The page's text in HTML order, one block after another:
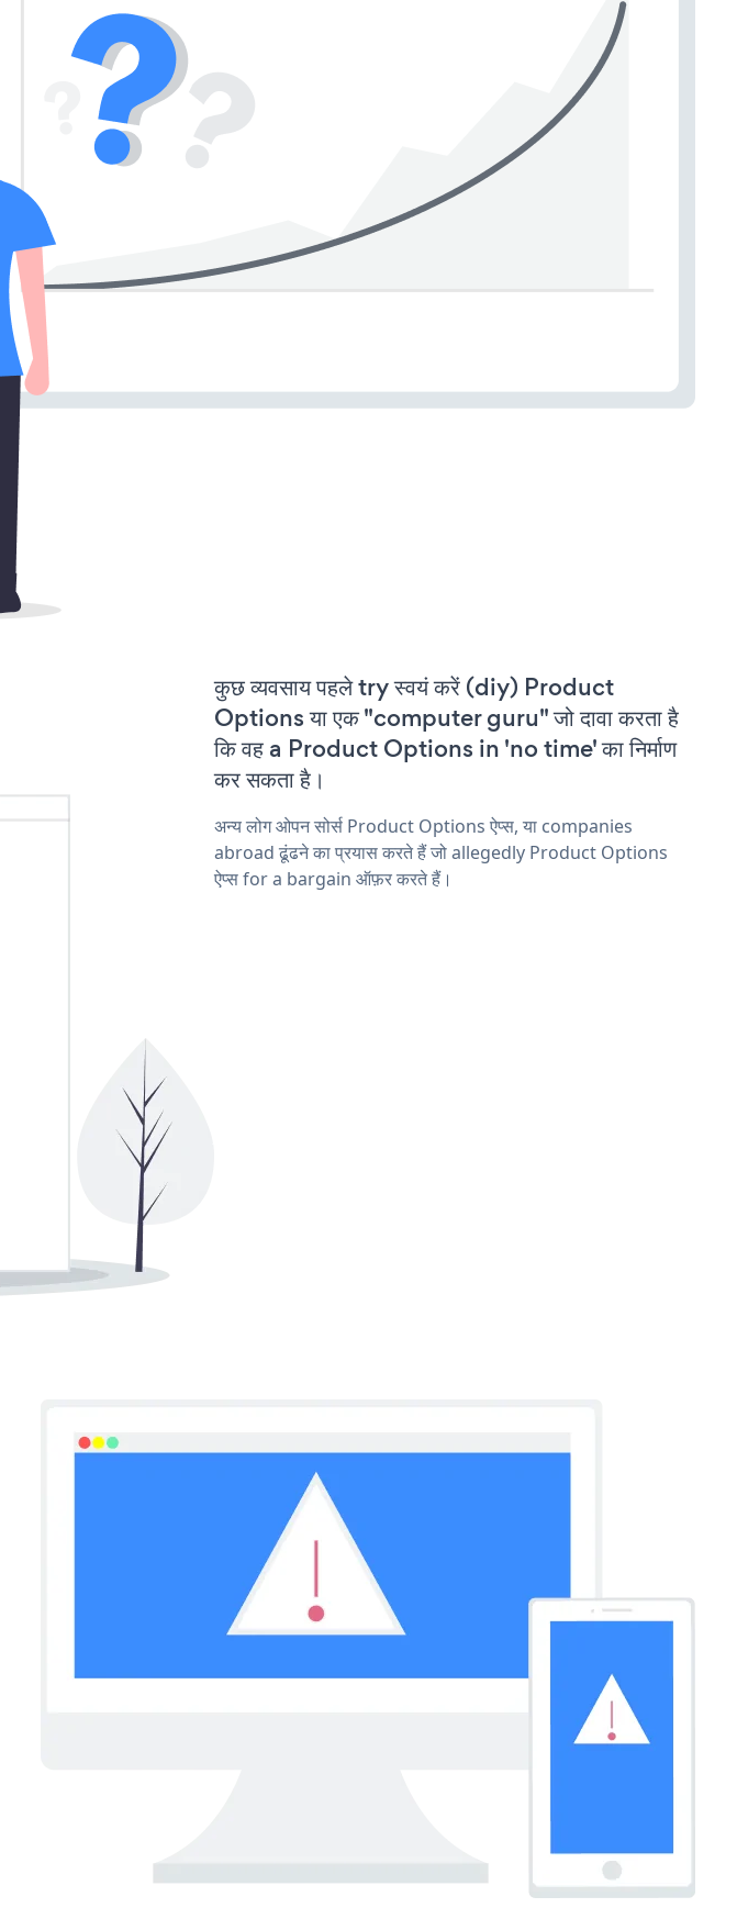
कुछ व्यवसाय पहले try स्वयं करें (diy) Product
Options या एक "computer guru" जो दावा करता है
कि वह a Product Options in 'no time' का निर्माण
कर सकता है।
अन्य लोग ओपन सोर्स Product Options ऐप्स, या companies
abroad ढूंढने का प्रयास करते हैं जो allegedly Product Options
ऐप्स for a bargain ऑफ़र करते हैं।